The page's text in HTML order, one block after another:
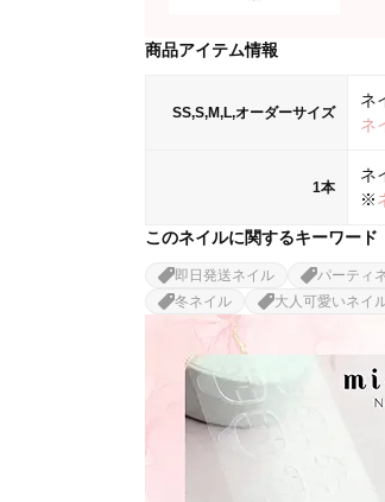
商品アイテム情報
SS,S,M,L,オーダーサイズ
ネ
ネ
1本
ネ
※
このネイルに関するキーワード
即日発送ネイル パーティ
冬ネイル
大人可愛いネイ